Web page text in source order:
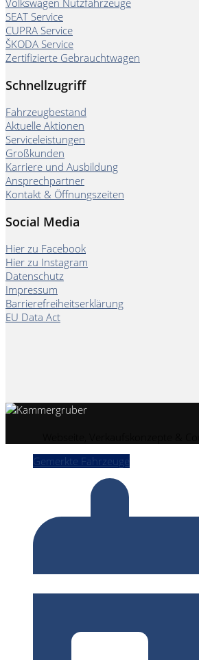
Volkswagen Nutzfahrzeuge
SEAT Service
CUPRA Service
ŠKODA Service
Zertifizierte Gebrauchtwagen
Schnellzugriff
Fahrzeugbestand
Aktuelle Aktionen
Serviceleistungen
Großkunden
Karriere und Ausbildung
Ansprechpartner
Kontakt & Öffnungszeiten
Social Media
Hier zu Facebook
Hier zu Instagram
Datenschutz
Impressum
Barrierefreiheitserklärung
EU Data Act
Gemerkte Fahrzeuge